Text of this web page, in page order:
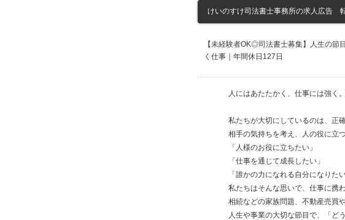
けいのすけ司法書士事務所の求人広告
【未経験者OK◎司法書士募集】人生の節
く仕事｜年間休日127日
人にはあたたかく、仕事には強く
私たちが大切にしているのは、正
相手の気持ちを考え、人の役に立
「人様のお役に立ちたい」
「仕事を通じて成長したい」
「誰かの力になれる自分になりたい
私たちはそんな思いで、仕事に携
相続などの家族問題、不動産売買
人生や事業の大切な節目で、「ど